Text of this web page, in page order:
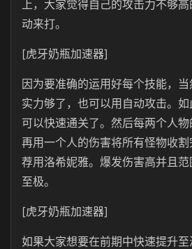
上，大家觉得自己的攻击力不够
动来打。
[虎牙奶瓶加速器]
因为要准确的运用好每个技能，
实力够了，也可以用自动攻击。
可以快速通关了。然后每两个人
再用一个人的伤害将所有怪物收
荐用洛希妮雅。爆发伤害高并且
至极。
[虎牙奶瓶加速器]
如果大家想要在前期中快速提升